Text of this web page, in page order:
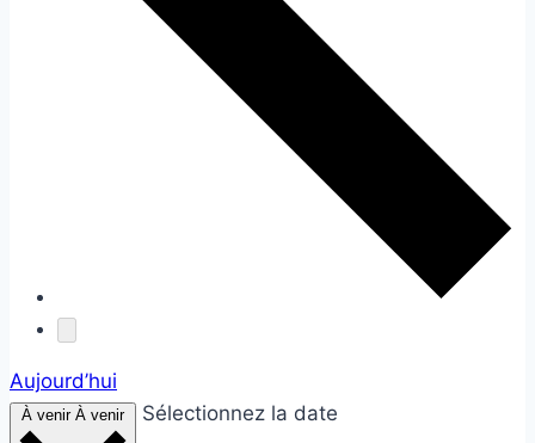
Aujourd’hui
À venir À venir Sélectionnez la date